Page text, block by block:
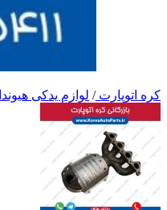
کره اتوپارت/ لوازم یدکی